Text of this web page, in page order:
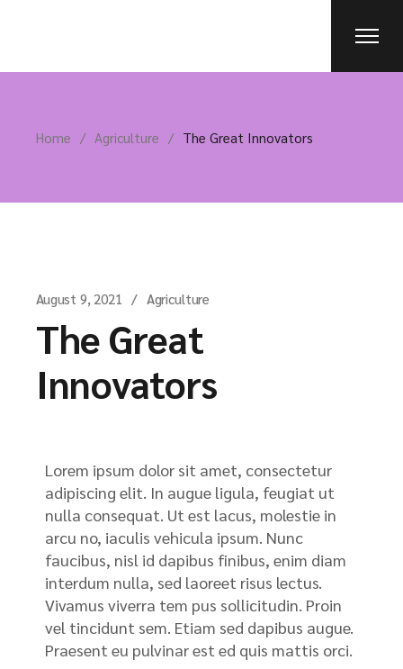
Home Agriculture The Great Innovators
August 9, 2021 Agriculture
The Great
Innovators
Lorem ipsum dolor sit amet, consectetur
adipiscing elit. In augue ligula, feugiat ut
nulla consequat. Ut est lacus, molestie in
arcu no, iaculis vehicula ipsum. Nunc
faucibus, nisl id dapibus finibus, enim diam
interdum nulla, sed laoreet risus lectus.
Vivamus viverra tem pus sollicitudin. Proin
vel tincidunt sem. Etiam sed dapibus augue.
Praesent eu pulvinar est ed quis mattis orci.